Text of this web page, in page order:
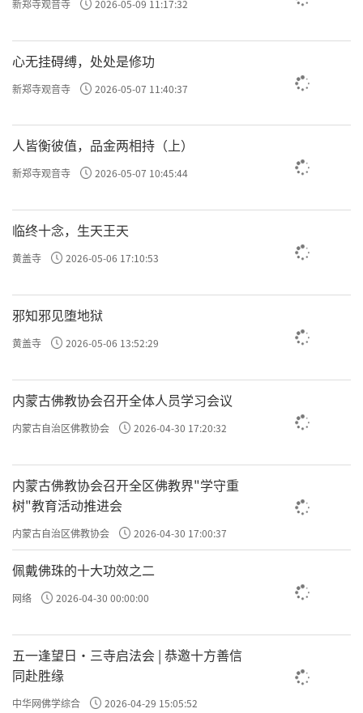
中国佛学院全体师生赴河北开展爱国主义教育暨禅宗祖
庭教学之旅
5月11日，师生一行参访正定临济寺，受到临济
济禅法传扬四海、远播东亚及世界的源头，更
是“棒喝交驰、机锋峻峭”的临济家风发祥之
玄三要”“四料简”等接人手段，直指人心、
见性成佛，禅风凌厉而慈悲深重，千余年来法
脉绵延，宗风远播。
新郑寺观音寺 2026-05-09 11:17:32
心无挂碍缚，处处是修功
新郑寺观音寺 2026-05-07 11:40:37
人皆衡彼值，品金两相持（上）
新郑寺观音寺 2026-05-07 10:45:44
临终十念，生天王天
黄盖寺 2026-05-06 17:10:53
邪知邪见堕地狱
黄盖寺 2026-05-06 13:52:29
内蒙古佛教协会召开全体人员学习会议
内蒙古自治区佛教协会 2026-04-30 17:20:32
内蒙古佛教协会召开全区佛教界"学守重
树"教育活动推进会
内蒙古自治区佛教协会 2026-04-30 17:00:37
佩戴佛珠的十大功效之二
网络 2026-04-30 00:00:00
五一逢望日・三寺启法会 | 恭邀十方善信
同赴胜缘
中华网佛学综合 2026-04-29 15:05:52